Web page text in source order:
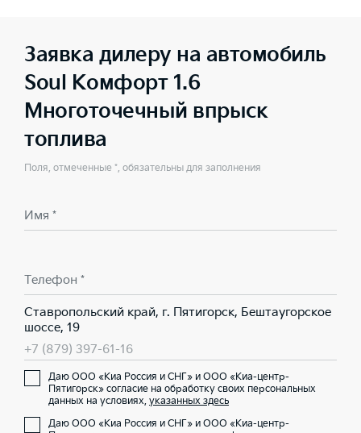
Заявка дилеру на автомобиль
Soul Комфорт 1.6
Многоточечный впрыск
топлива
Поля, отмеченные *, обязательны для заполнения
Имя *
Телефон *
Ставропольский край, г. Пятигорск, Бештаугорское
шоссе, 19
+7 (879) 397-61-16
Даю ООО «Киа Россия и СНГ» и ООО «Киа-центр-
Пятигорск» согласие на обработку своих персональных
данных на условиях, указанных здесь
Даю ООО «Киа Россия и СНГ» и ООО «Киа-центр-